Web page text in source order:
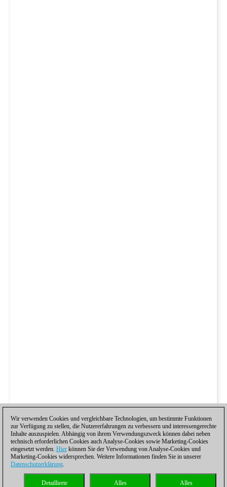
Wir verwenden Cookies und vergleichbare Technologien, um bestimmte Funktionen
zur Verfügung zu stellen, die Nutzererfahrungen zu verbessern und interessengerechte
Inhalte auszuspielen. Abhängig von ihrem Verwendungszweck können dabei neben
technisch erforderlichen Cookies auch Analyse-Cookies sowie Marketing-Cookies
eingesetzt werden. Hier können Sie der Verwendung von Analyse-Cookies und
Marketing-Cookies widersprechen. Weitere Informationen finden Sie in unserer
Datenschutzerklärung.
Alles
Alles
Detaillierte